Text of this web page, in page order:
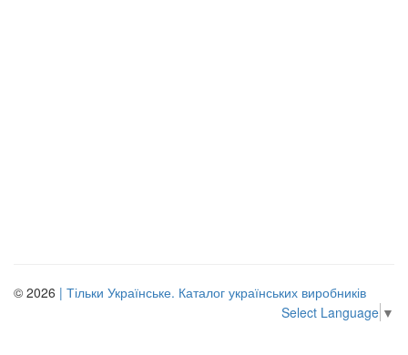
© 2026 | Тільки Українське. Каталог українських виробників
Select Language ▼